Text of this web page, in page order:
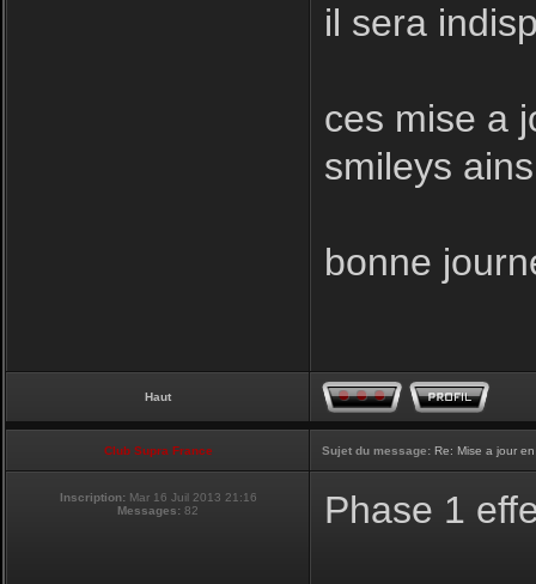
il sera
ces mise a
smileys
bonne
Haut
Club Supra France Sujet du message: Re: Mise a jour
Inscription: Mar 16 Juil 2013 21:16
Messages: 82 Phase 1